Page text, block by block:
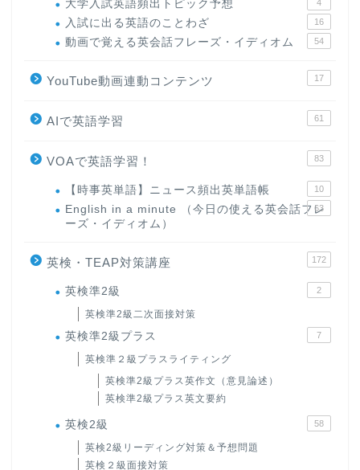
大学入試英語頻出トピック予想 4
入試に出る英語のことわざ 16
動画で覚える英会話フレーズ・イディオム 54
YouTube動画連動コンテンツ 17
AIで英語学習 61
VOAで英語学習！ 83
【時事英単語】ニュース頻出英単語帳 10
English in a minute （今日の使える英会話フレ
ーズ・イディオム）
63
英検・TEAP対策講座 172
英検準2級 2
英検準2級二次面接対策
英検準2級プラス 7
英検準２級プラスライティング
英検準2級プラス英作文（意見論述）
英検準2級プラス英文要約
英検2級 58
英検2級リーディング対策＆予想問題
英検２級面接対策